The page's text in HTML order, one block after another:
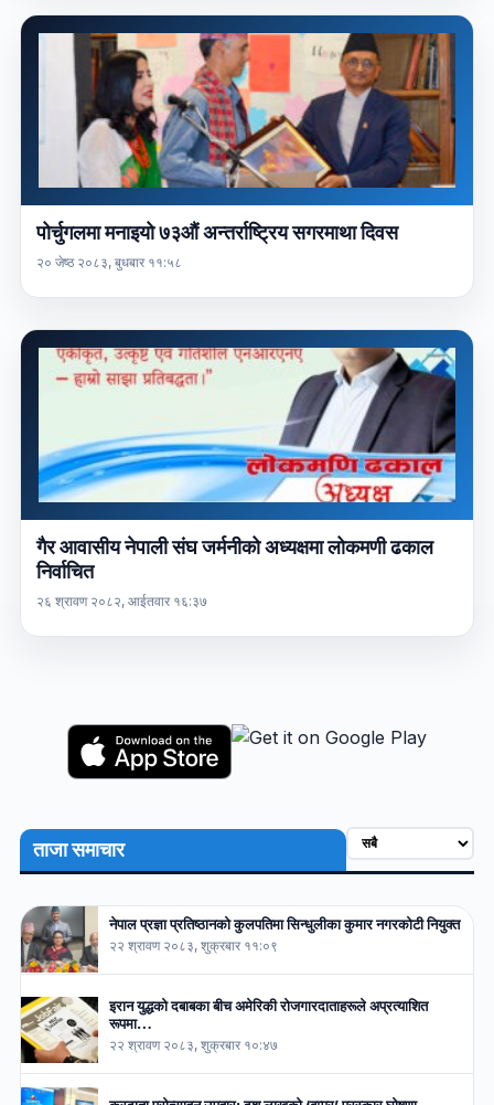
पोर्चुगलमा मनाइयो ७३औं अन्तर्राष्ट्रिय सगरमाथा दिवस
२० जेष्ठ २०८३, बुधबार ११:५८
गैर आवासीय नेपाली संघ जर्मनीको अध्यक्षमा लोकमणी ढकाल
निर्वाचित
२६ श्रावण २०८२, आईतवार १६:३७
ताजा समाचार
नेपाल प्रज्ञा प्रतिष्ठानको कुलपतिमा सिन्धुलीका कुमार नगरकोटी नियुक्त
२२ श्रावण २०८३, शुक्रबार ११:०९
इरान युद्धको दबाबका बीच अमेरिकी रोजगारदाताहरूले अप्रत्याशित
रूपमा…
२२ श्रावण २०८३, शुक्रबार १०:४७